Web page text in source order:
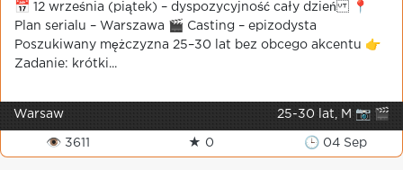
📅 12 września (piątek) – dyspozycyjność cały dzień 📍
Plan serialu – Warszawa 🎬 Casting – epizodysta
Poszukiwany mężczyzna 25–30 lat bez obcego akcentu 👉
Zadanie: krótki...
Warsaw 25-30 lat, M 📷 🎬
👁 3611 ★ 0 🕒 04 Sep